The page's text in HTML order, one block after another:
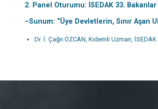
2. Panel Oturumu: İSEDAK 33.
–Sunum: “Üye Devletlerin, Sınır
Dr. İ. Çağrı ÖZCAN, Kıdemli Uzman,